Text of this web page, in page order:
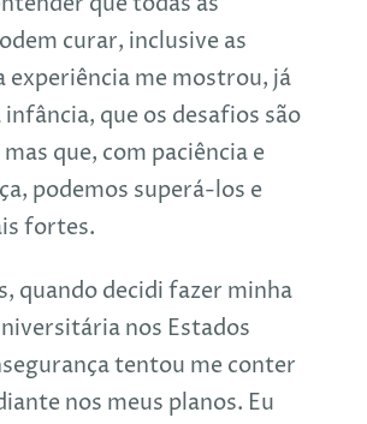
curar, inclusive as
experiência me mostrou, já
que os desafios são
que, com paciência e
podemos superá-los e
fortes.
quando decidi fazer minha
nos Estados
tentou me conter
nos meus planos. Eu